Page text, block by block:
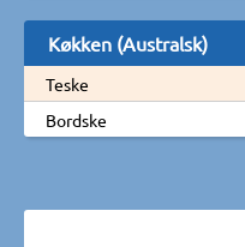
Køkken (Australsk)
Teske
Bordske